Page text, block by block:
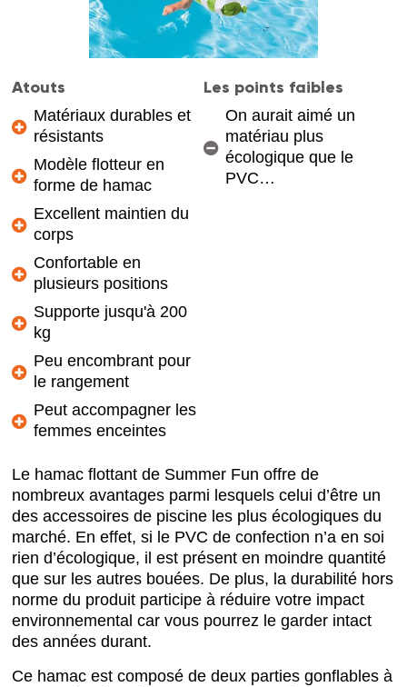
Atouts
Matériaux durables et
résistants
Modèle flotteur en
forme de hamac
Excellent maintien du
corps
Confortable en
plusieurs positions
Supporte jusqu'à 200
kg
Peu encombrant pour
le rangement
Peut accompagner les
femmes enceintes
Les points faibles
On aurait aimé un
matériau plus
écologique que le
PVC…
Le hamac flottant de Summer Fun offre de
nombreux avantages parmi lesquels celui d’être un
des accessoires de piscine les plus écologiques du
marché. En effet, si le PVC de confection n’a en soi
rien d’écologique, il est présent en moindre quantité
que sur les autres bouées. De plus, la durabilité hors
norme du produit participe à réduire votre impact
environnemental car vous pourrez le garder intact
des années durant.
Ce hamac est composé de deux parties gonflables à